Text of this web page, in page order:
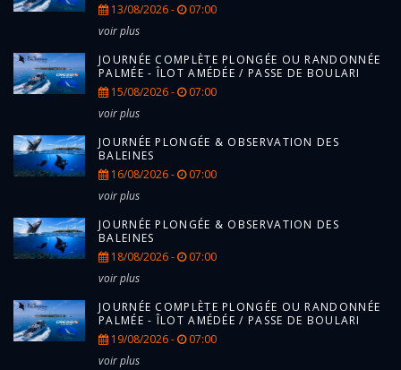
13/08/2026 -
07:00
voir plus
JOURNÉE COMPLÈTE PLONGÉE OU RANDONNÉE
PALMÉE - ÎLOT AMÉDÉE / PASSE DE BOULARI
15/08/2026 -
07:00
voir plus
JOURNÉE PLONGÉE & OBSERVATION DES
BALEINES
16/08/2026 -
07:00
voir plus
JOURNÉE PLONGÉE & OBSERVATION DES
BALEINES
18/08/2026 -
07:00
voir plus
JOURNÉE COMPLÈTE PLONGÉE OU RANDONNÉE
PALMÉE - ÎLOT AMÉDÉE / PASSE DE BOULARI
19/08/2026 -
07:00
voir plus